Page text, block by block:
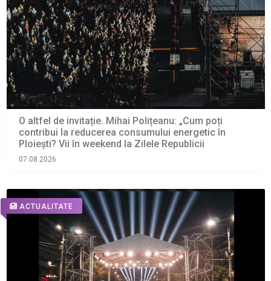
O altfel de invitație. Mihai Polițeanu: „Cum poți
contribui la reducerea consumului energetic în
Ploiești? Vii în weekend la Zilele Republicii
07.08.2026
ACTUALITATE